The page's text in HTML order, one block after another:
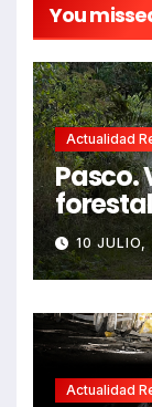
You
Actualidad
Pasco.
10
Actualidad